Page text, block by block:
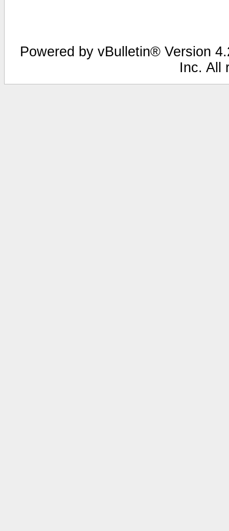
Powered by vBulletin® Version
Inc. All